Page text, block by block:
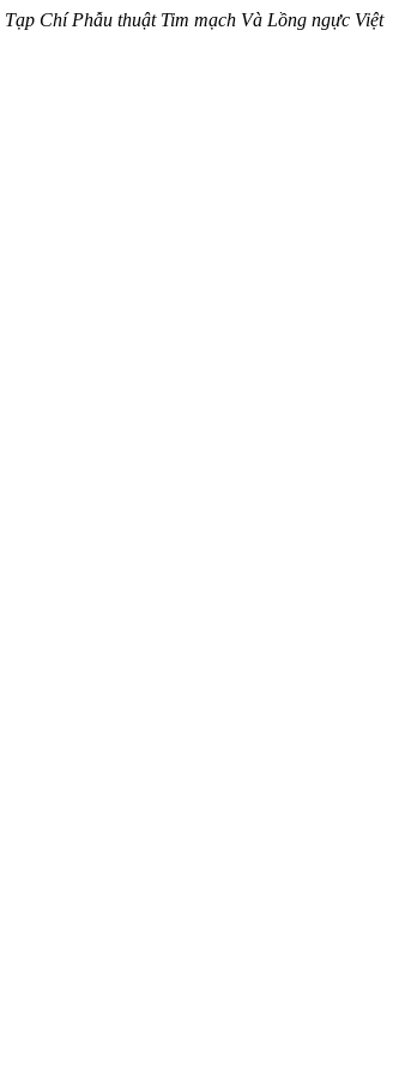
Tạp Chí Phẫu thuật Tim mạch Và Lồng ngực Việt